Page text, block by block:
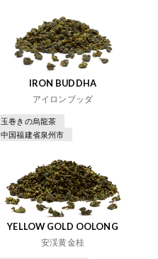
IRON BUDDHA
アイロンブッダ
玉巻きの烏龍茶
中国福建省泉州市
YELLOW GOLD OOLONG
安渓黄金桂